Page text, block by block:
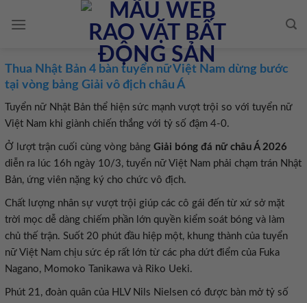
Thua Nhật Bản 4 bàn tuyển nữ Việt Nam dừng bước
tại vòng bảng Giải vô địch châu Á
Tuyển nữ Nhật Bản thể hiện sức mạnh vượt trội so với tuyển nữ
Việt Nam khi giành chiến thắng với tỷ số đậm 4-0.
Ở lượt trận cuối cùng vòng bảng Giải bóng đá nữ châu Á 2026
diễn ra lúc 16h ngày 10/3, tuyển nữ Việt Nam phải chạm trán Nhật
Bản, ứng viên nặng ký cho chức vô địch.
Chất lượng nhân sự vượt trội giúp các cô gái đến từ xứ sở mặt
trời mọc dễ dàng chiếm phần lớn quyền kiểm soát bóng và làm
chủ thế trận. Suốt 20 phút đầu hiệp một, khung thành của tuyển
nữ Việt Nam chịu sức ép rất lớn từ các pha dứt điểm của Fuka
Nagano, Momoko Tanikawa và Riko Ueki.
Phút 21, đoàn quân của HLV Nils Nielsen có được bàn mở tỷ số